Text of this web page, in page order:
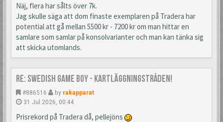
Näj, flera har sålts över 7k.
Jag skulle säga att dom finaste exemplaren på Tradera har
potential att gå mellan 5500 kr - 7200 kr om man hittar en
samlare som samlar på konsolvarianter och man kan tänka sig
att skicka utomlands.
Re: Swedish Game Boy - Kartläggningstråden!
#886516 by rakapparat
31 Jul 2026, 00:44
Prisrekord på Tradera då, pellejöns